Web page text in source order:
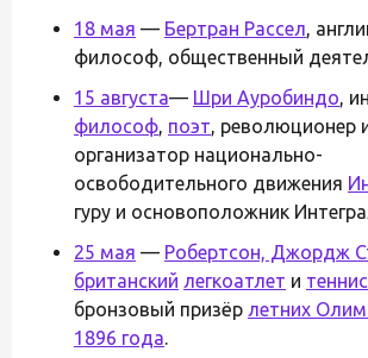
18 мая — Бертран Рассел,
философ, общественный
15 августа— Шри Ауробиндо,
философ, поэт, революционер
организатор национально-
освободительного движения
гуру и основоположник
25 мая — Робертсон, Джордж
британский легкоатлет и
бронзовый призёр летних
1896 года.